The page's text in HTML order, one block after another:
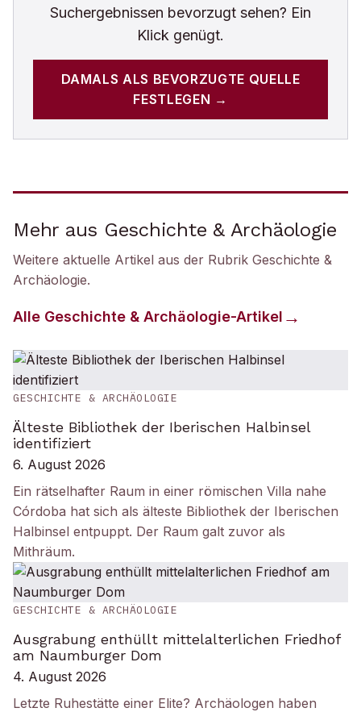
Suchergebnissen bevorzugt sehen? Ein
Klick genügt.
DAMALS ALS BEVORZUGTE QUELLE
FESTLEGEN →
Mehr aus Geschichte & Archäologie
Weitere aktuelle Artikel aus der Rubrik Geschichte &
Archäologie.
Alle Geschichte & Archäologie-Artikel
GESCHICHTE & ARCHÄOLOGIE
Älteste Bibliothek der Iberischen Halbinsel
identifiziert
6. August 2026
Ein rätselhafter Raum in einer römischen Villa nahe
Córdoba hat sich als älteste Bibliothek der Iberischen
Halbinsel entpuppt. Der Raum galt zuvor als
Mithräum.
GESCHICHTE & ARCHÄOLOGIE
Ausgrabung enthüllt mittelalterlichen Friedhof
am Naumburger Dom
4. August 2026
Letzte Ruhestätte einer Elite? Archäologen haben